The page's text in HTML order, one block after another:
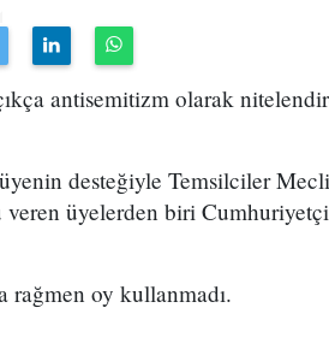
antisemitizm olarak
desteğiyle Temsilciler
veren üyelerden biri
rağmen oy kullanmadı.